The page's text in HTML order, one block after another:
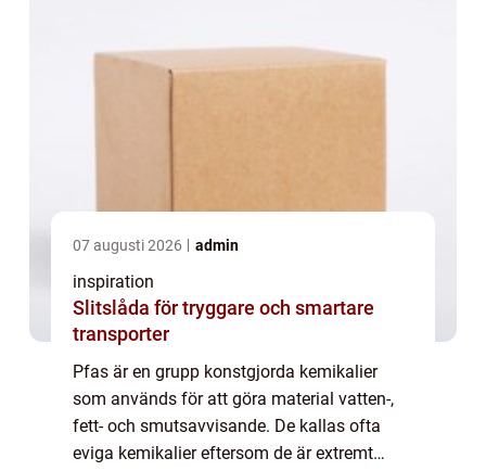
07 augusti 2026 admin
inspiration
Slitslåda för tryggare och smartare
transporter
Pfas är en grupp konstgjorda kemikalier
som används för att göra material vatten-,
fett- och smutsavvisande. De kallas ofta
eviga kemikalier eftersom de är extremt